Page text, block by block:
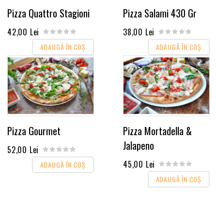
Pizza Quattro Stagioni
42,00 Lei
ADAUGĂ ÎN COŞ
Pizza Salami 430 Gr
38,00 Lei
ADAUGĂ ÎN COŞ
Pizza Gourmet
52,00 Lei
ADAUGĂ ÎN COŞ
Pizza Mortadella &
Jalapeno
45,00 Lei
ADAUGĂ ÎN COŞ